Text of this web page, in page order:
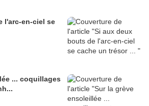
l'arc-en-ciel se
... coquillages